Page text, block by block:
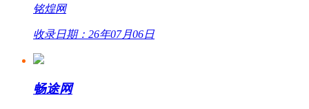
铭煌网
收录日期：26年07月06日
畅途网